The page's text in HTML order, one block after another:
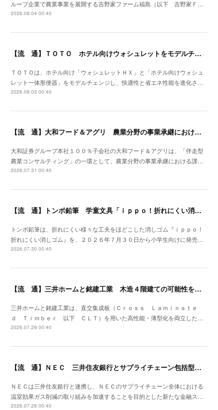
ループ企業で農業事業を展開する吉野家ファーム福島（以下 吉野家Ｆ…
2026.08.04 00:40
【流 通】ＴＯＴＯ ホテル向けウォシュレットをモデルチェン
ＴＯＴＯは、ホテル向け「ウォシュレットＨＸ」と「ホテル向けウォシュ
レット一体形便器」をモデルチェンジし、快適性と省エネ性能を進化さ…
2026.08.03 00:40
【流 通】大和フード＆アグリ 農業分野の事業承継における支援サービスを開始
大和証券グループ本社１００％子会社の大和フード＆アグリは、「伴走型
農業コンサルティング」の一環として、農業分野の事業承継における課…
2026.07.31 00:40
【流 通】トンボ鉛筆 学童文具「ｉｐｐｏ！折れにくい消しゴム」発売
トンボ鉛筆は、折れにくい様々な工夫をほどこした消しゴム『ｉｐｐｏ！
折れにくい消しゴム』を、２０２６年７月３０日から小学生向けに発売…
2026.07.30 00:40
【流 通】三井ホームと銘建工業 木造４階建ての可能性を広げる遮音床構造を開発
三井ホームと銘建工業は、直交集成板（Ｃｒｏｓｓ Ｌａｍｉｎａｔｅ
ｄ Ｔｉｍｂｅｒ 以下 ＣＬＴ）を用いた高性能・薄型化を両立した…
2026.07.29 00:40
【流 通】ＮＥＣ 三井住友銀行とサプライチェーン包括型のファイナンススキーム策定
ＮＥＣは三井住友銀行と連携し、ＮＥＣのサプライチェーン全体における
温室効果ガス削減の取り組みを加速することを目的とした新たな金融ス…
2026.07.28 00:40